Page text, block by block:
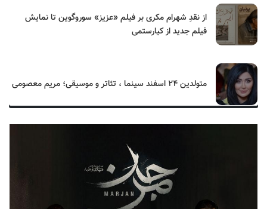
از نقدِ شهرام مکری بر فیلم «عزیز» سوروگوین تا نمایش
فیلم جدید از کیارستمی
متولدین ۲۴ اسفند سینما ، تئاتر و موسیقی؛ مریم معصومی